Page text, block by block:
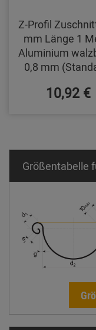
Z-Profil
mm Länge 1
Aluminium
0,8 mm
10,92 €
Größentabelle